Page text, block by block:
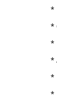
*
*
*
*
*
*